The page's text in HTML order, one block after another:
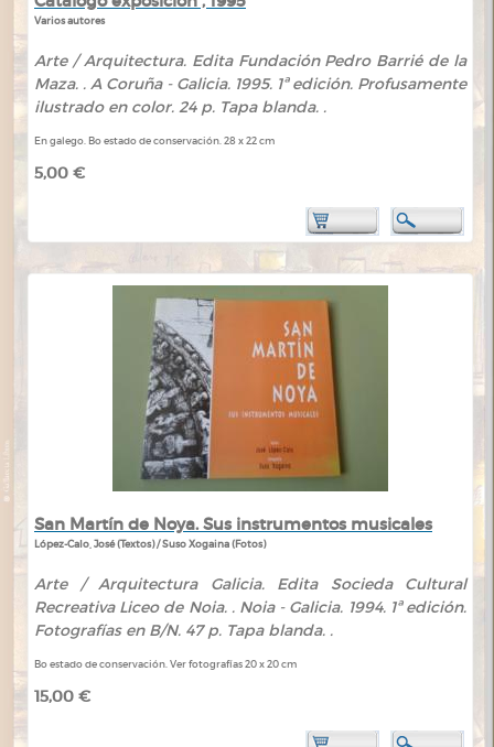
Varios autores
Arte / Arquitectura. Edita Fundación Pedro Barrié de la
Maza. . A Coruña - Galicia. 1995. 1ª edición. Profusamente
ilustrado en color. 24 p. Tapa blanda. .
En galego. Bo estado de conservación. 28 x 22 cm
5,00 €
San Martín de Noya. Sus instrumentos musicales
López-Calo, José (Textos) / Suso Xogaina (Fotos)
Arte / Arquitectura Galicia. Edita Socieda Cultural
Recreativa Liceo de Noia. . Noia - Galicia. 1994. 1ª edición.
Fotografías en B/N. 47 p. Tapa blanda. .
Bo estado de conservación. Ver fotografías 20 x 20 cm
15,00 €